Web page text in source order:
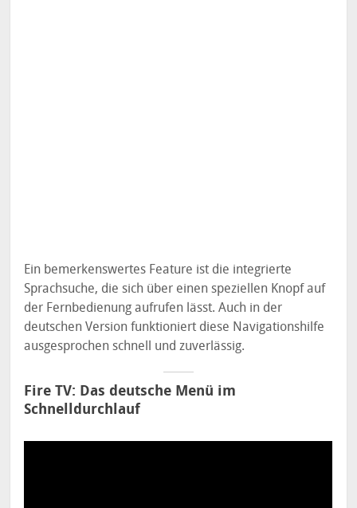
Ein bemerkenswertes Feature ist die integrierte
Sprachsuche, die sich über einen speziellen Knopf auf
der Fernbedienung aufrufen lässt. Auch in der
deutschen Version funktioniert diese Navigationshilfe
ausgesprochen schnell und zuverlässig.
Fire TV: Das deutsche Menü im
Schnelldurchlauf